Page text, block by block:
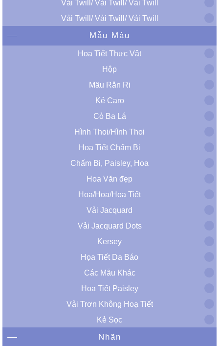
Vải Twill/ Vải Twill/ Vải Twill
Vải Twill/ Vải Twill/ Vải Twill
Mẫu Màu
Họa Tiết Thực Vật
Hộp
Mẫu Rằn Ri
Kẻ Caro
Cỏ Ba Lá
Hình Thoi/Hình Thoi
Họa Tiết Chấm Bi
Chấm Bi, Paisley, Hoa
Hoa Văn đẹp
Hoa/Hoa/Họa Tiết
Vải Jacquard
Vải Jacquard Dots
Kersey
Họa Tiết Da Báo
Các Mẫu Khác
Họa Tiết Paisley
Vải Trơn Không Hoạ Tiết
Kẻ Sọc
Nhãn